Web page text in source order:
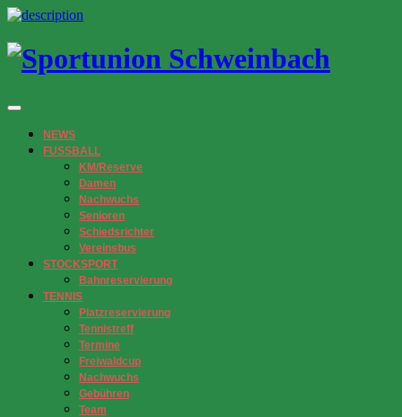
NEWS
FUSSBALL
KM/Reserve
Damen
Nachwuchs
Senioren
Schiedsrichter
Vereinsbus
STOCKSPORT
Bahnreservierung
TENNIS
Platzreservierung
Tennistreff
Termine
Freiwaldcup
Nachwuchs
Gebühren
Team